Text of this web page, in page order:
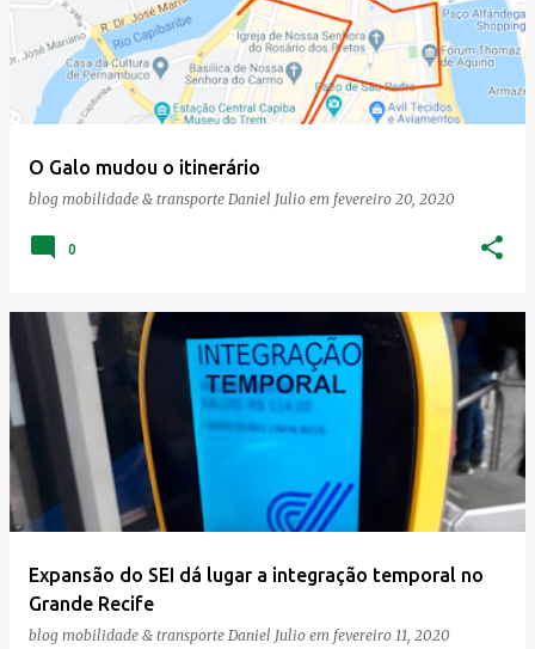
O Galo mudou o itinerário
blog mobilidade & transporte Daniel Julio em fevereiro 20, 2020
0
Expansão do SEI dá lugar a integração temporal no
Grande Recife
blog mobilidade & transporte Daniel Julio em fevereiro 11, 2020